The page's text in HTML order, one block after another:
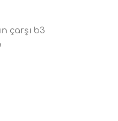
çarşı b3